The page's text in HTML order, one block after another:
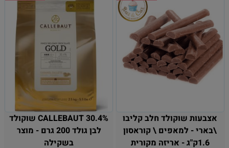
אצבעות שוקולד חלב קליבו
\בארי - למאפים \ קוראסון
1.6ק"ג - אריזה מקורית
CALLEBAUT 30.4% שוקולד
לבן גולד 200 גרם - מוצר
בשקילה